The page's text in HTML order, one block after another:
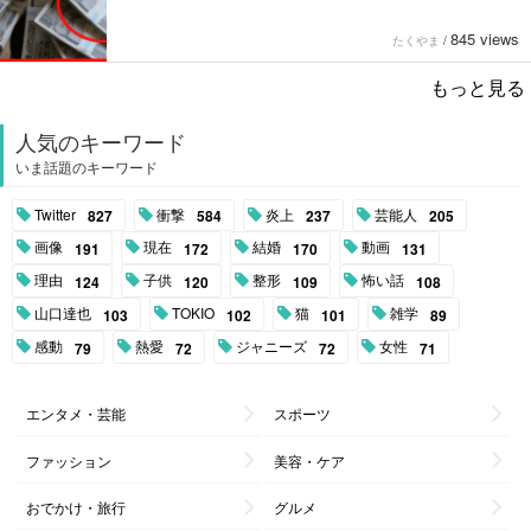
たくやま / 845 views
もっと見る
人気のキーワード
いま話題のキーワード
Twitter 827 衝撃 584 炎上 237 芸能人 205
画像 191 現在 172 結婚 170 動画 131
理由 124 子供 120 整形 109 怖い話 108
山口達也 103 TOKIO 102 猫 101 雑学 89
感動 79 熱愛 72 ジャニーズ 72 女性 71
エンタメ・芸能 スポーツ
ファッション 美容・ケア
おでかけ・旅行 グルメ